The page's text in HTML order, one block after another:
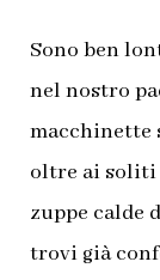
Sono ben
nel nostro
macchinette
oltre ai soliti
zuppe calde
trovi già